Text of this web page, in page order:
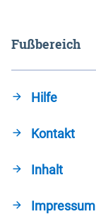
Fußbereich
Hilfe
Kontakt
Inhalt
Impressum